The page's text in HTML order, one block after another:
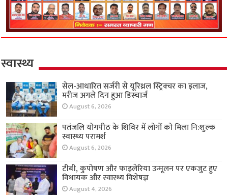
स्वास्थ्य
सेल-आधारित सर्जरी से यूरिथ्रल स्ट्रिक्चर का इलाज,
मरीज अगले दिन हुआ डिस्चार्ज
August 6, 2026
पतंजलि योगपीठ के शिविर में लोगों को मिला नि:शुल्क
स्वास्थ्य परामर्श
August 6, 2026
टीबी, कुपोषण और फाइलेरिया उन्मूलन पर एकजुट हुए
विधायक और स्वास्थ्य विशेषज्ञ
August 4, 2026